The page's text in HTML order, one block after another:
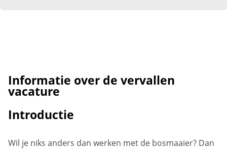
Informatie over de vervallen
vacature
Introductie
Wil je niks anders dan werken met de bosmaaier? Dan